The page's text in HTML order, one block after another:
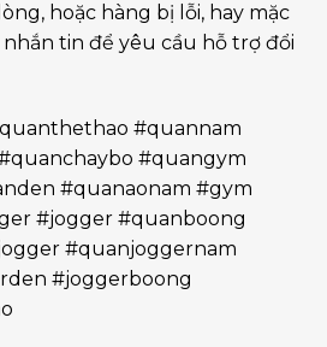
hoặc hàng bị lỗi, hay mặc
tin để yêu cầu hỗ trợ đổi
#quannam
#quangym
#quanaonam #gym
#jogger #quanboong
#quanjoggernam
#joggerboong